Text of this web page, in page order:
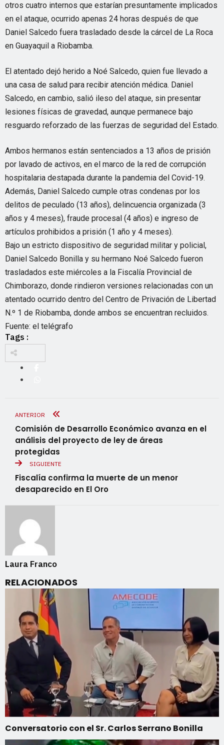
otros cuatro internos que estarían presuntamente implicados
en el ataque, ocurrido apenas 24 horas después de que
Daniel Salcedo fuera trasladado desde la cárcel de La Roca
en Guayaquil a Riobamba.
El atentado dejó herido a Noé Salcedo, quien fue llevado a
una casa de salud para recibir atención médica. Daniel
Salcedo, en cambio, salió ileso del ataque, sin presentar
lesiones físicas de gravedad, aunque permanece bajo
resguardo reforzado de las fuerzas de seguridad del Estado.
Ambos hermanos están sentenciados a 13 años de prisión
por lavado de activos, en el marco de la red de corrupción
hospitalaria destapada durante la pandemia del Covid-19.
Además, Daniel Salcedo cumple otras condenas por los
delitos de peculado (13 años), delincuencia organizada (3
años y 4 meses), fraude procesal (4 años) e ingreso de
artículos prohibidos a prisión (1 año y 4 meses).
Bajo un estricto dispositivo de seguridad militar y policial,
Daniel Salcedo Bonilla y su hermano Noé Salcedo fueron
trasladados este miércoles a la Fiscalía Provincial de
Chimborazo, donde rindieron versiones relacionadas con un
atentado ocurrido dentro del Centro de Privación de Libertad
N.º 1 de Riobamba, donde ambos se encuentran recluidos.
Fuente: el telégrafo
Tags :
ANTERIOR
Comisión de Desarrollo Económico avanza en el
análisis del proyecto de ley de áreas
protegidas
SIGUIENTE
Fiscalía confirma la muerte de un menor
desaparecido en El Oro
Laura Franco
RELACIONADOS
Conversatorio con el Sr. Carlos Serrano Bonilla